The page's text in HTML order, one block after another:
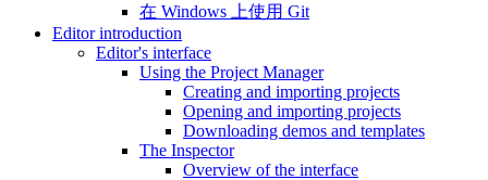
在 Windows 上使用 Git
Editor introduction
Editor's interface
Using the Project Manager
Creating and importing projects
Opening and importing projects
Downloading demos and templates
The Inspector
Overview of the interface